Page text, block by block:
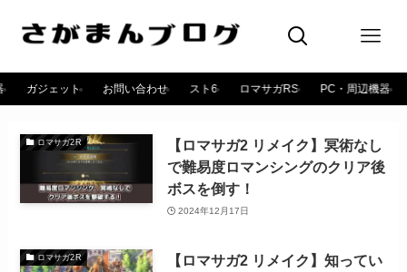
ガジェット お問い合わせ スト6 ロマサガRS PC・周辺機器
ロマサガ2R
【ロマサガ2 リメイク】冥術なし
で難易度ロマンシングのクリア後
ボスを倒す！
2024年12月17日
ロマサガ2R
【ロマサガ2 リメイク】知ってい